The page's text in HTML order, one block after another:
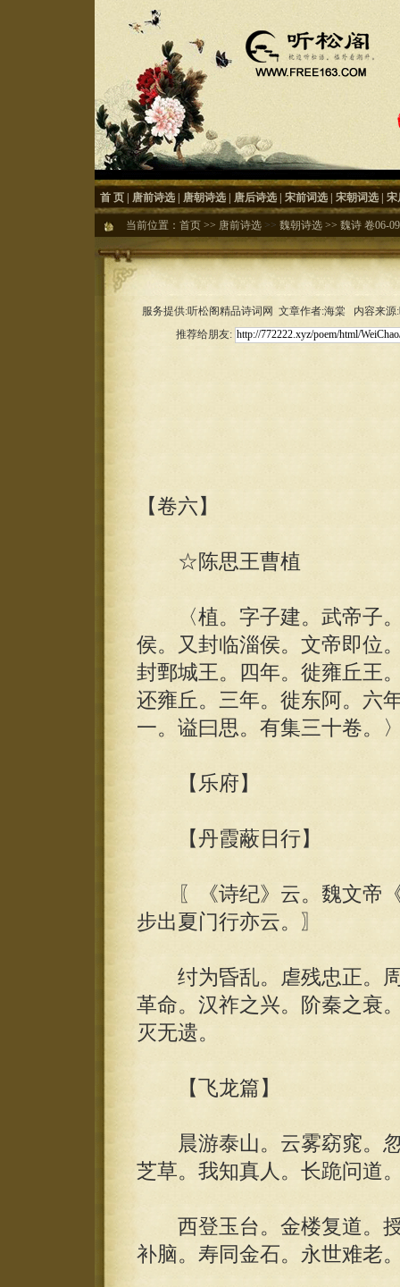
首 页 唐前诗选 唐朝诗选 唐后诗选 宋前词选 宋朝词选 宋
当前位置： 首页 >> 唐前诗选 >> 魏朝诗选 >> 魏诗 卷06-09
服务提供:听松阁精品诗词网 文章作者:海棠 内容来
推荐给朋友:
【卷六】
☆陈思王曹植
〈植。字子建。武帝子。
侯。又封临淄侯。文帝即位
封鄄城王。四年。徙雍丘王
还雍丘。三年。徙东阿。六
一。谥曰思。有集三十卷。
【乐府】
【丹霞蔽日行】
〖《诗纪》云。魏文帝《
步出夏门行亦云。〗
纣为昏乱。虐残忠正。周
革命。汉祚之兴。阶秦之衰
灭无遗。
【飞龙篇】
晨游泰山。云雾窈窕。忽
芝草。我知真人。长跪问道
西登玉台。金楼复道。授
补脑。寿同金石。永世难老